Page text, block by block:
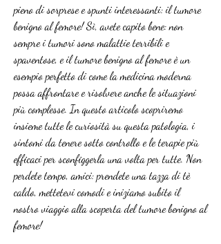
pieno di sorprese e spunti interessanti: il tumore
benigno al femore! Sì, avete capito bene: non
sempre i tumori sono malattie terribili e
spaventose, e il tumore benigno al femore è un
esempio perfetto di come la medicina moderna
possa affrontare e risolvere anche le situazioni
più complesse. In questo articolo scopriremo
insieme tutte le curiosità su questa patologia, i
sintomi da tenere sotto controllo e le terapie più
efficaci per sconfiggerla una volta per tutte. Non
perdete tempo, amici: prendete una tazza di tè
caldo, mettetevi comodi e iniziamo subito il
nostro viaggio alla scoperta del tumore benigno al
femore!